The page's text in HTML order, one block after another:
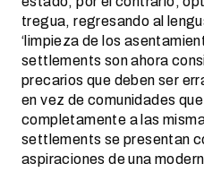
tregua, regresando al
‘limpieza de los
settlements son ahora
precarios que deben ser
en vez de comunidades
completamente a las
settlements se presentan
aspiraciones de una